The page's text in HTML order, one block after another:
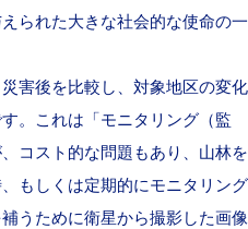
られた大きな社会的な使命の一
害後を比較し、対象地区の変化
。これは「モニタリング（監
コスト的な問題もあり、山林を
もしくは定期的にモニタリング
うために衛星から撮影した画像